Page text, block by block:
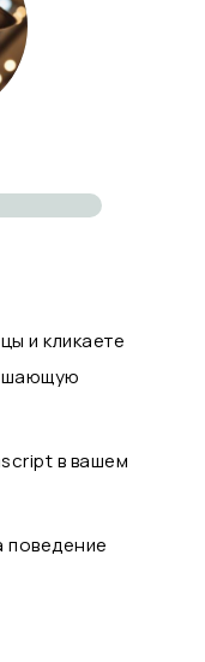
и кликаете
в вашем